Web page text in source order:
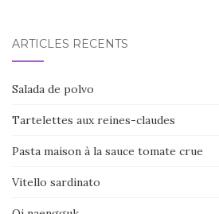
ARTICLES RÉCENTS
Salada de polvo
Tartelettes aux reines-claudes
Pasta maison à la sauce tomate crue
Vitello sardinato